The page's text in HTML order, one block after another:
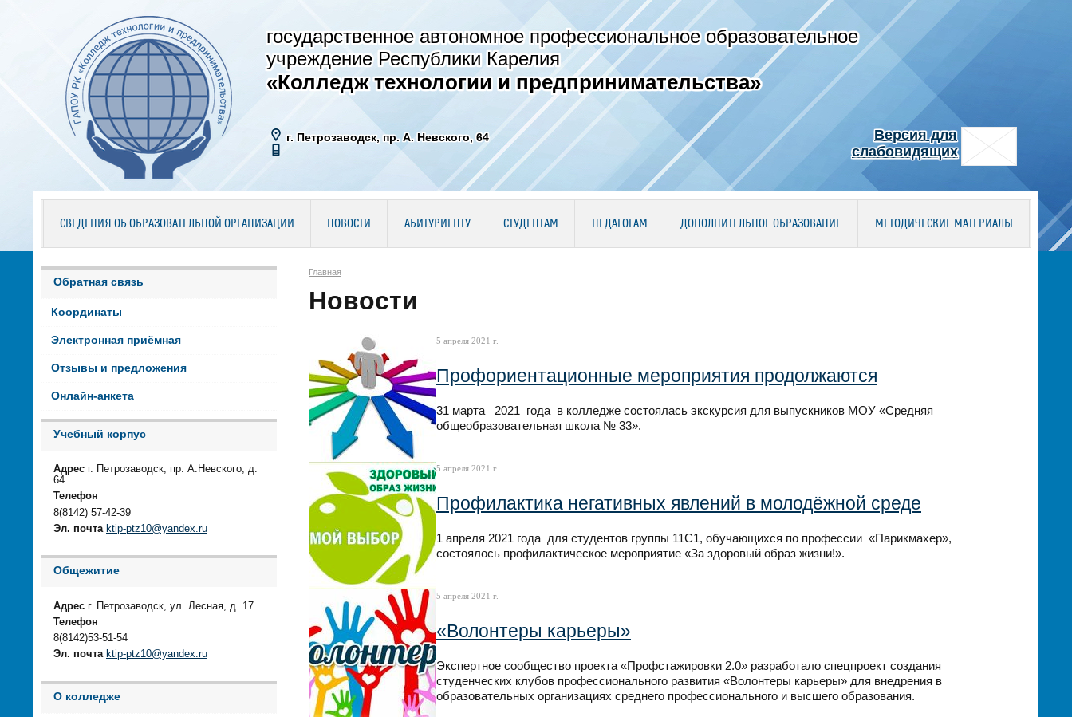
государственное автономное профессиональное образовательное
учреждение Республики Карелия
«Колледж технологии и предпринимательства»
г. Петрозаводск, пр. А. Невского, 64
Версия для
слабовидящих
СВЕДЕНИЯ ОБ ОБРАЗОВАТЕЛЬНОЙ ОРГАНИЗАЦИИ НОВОСТИ АБИТУРИЕНТУ СТУДЕНТАМ ПЕДАГОГАМ ДОПОЛНИТЕЛЬНОЕ ОБРАЗОВАНИЕ МЕТОДИЧЕСКИЕ МАТЕРИАЛЫ
Обратная связь
Координаты
Электронная приёмная
Отзывы и предложения
Онлайн-анкета
Учебный корпус
Адрес г. Петрозаводск, пр. А.Невского, д.
64
Телефон
8(8142) 57-42-39
Эл. почта ktip-ptz10@yandex.ru
Общежитие
Адрес г. Петрозаводск, ул. Лесная, д. 17
Телефон
8(8142)53-51-54
Эл. почта ktip-ptz10@yandex.ru
О колледже
Главная
Новости
5 апреля 2021 г.
Профориентационные мероприятия продолжаются
31 марта 2021 года в колледже состоялась экскурсия для выпускников МОУ «Средняя
общеобразовательная школа № 33».
5 апреля 2021 г.
Профилактика негативных явлений в молодёжной среде
1 апреля 2021 года для студентов группы 11С1, обучающихся по профессии «Парикмахер»,
состоялось профилактическое мероприятие «За здоровый образ жизни!».
5 апреля 2021 г.
«Волонтеры карьеры»
Экспертное сообщество проекта «Профстажировки 2.0» разработало спецпроект создания
студенческих клубов профессионального развития «Волонтеры карьеры» для внедрения в
образовательных организациях среднего профессионального и высшего образования.